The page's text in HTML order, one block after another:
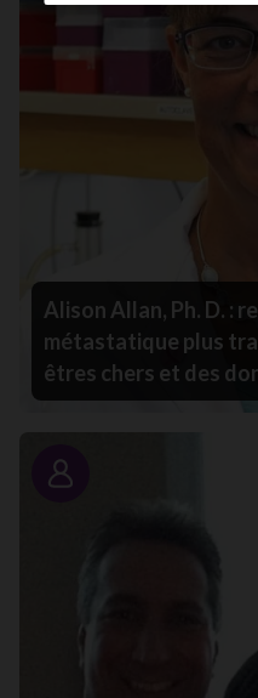
Alison Allan, Ph. D. :
métastatique plus
êtres chers et des
Portrait